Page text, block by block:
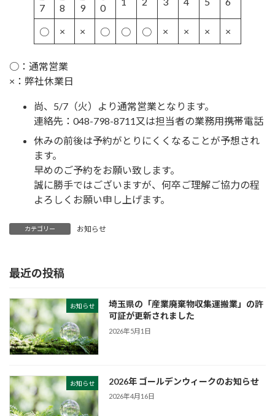
7
8
9
0
○ × × ○ ○ ○ × × × ×
○：通常営業
×：弊社休業日
尚、5/7（火）より通常営業となります。
連絡先：048-798-8711又は担当者の業務用携帯電話
休みの前後は予約がとりにくくなることが予想され
ます。
早めのご予約をお願い致します。
誠に勝手ではございますが、何卒ご理解ご協力の程
よろしくお願い申し上げます。
カテゴリー お知らせ
最近の投稿
お知らせ
埼玉県の「産業廃棄物収集運搬業」の許
可証が更新されました
2026年5月1日
お知らせ 2026年 ゴールデンウィークのお知らせ
2026年4月16日